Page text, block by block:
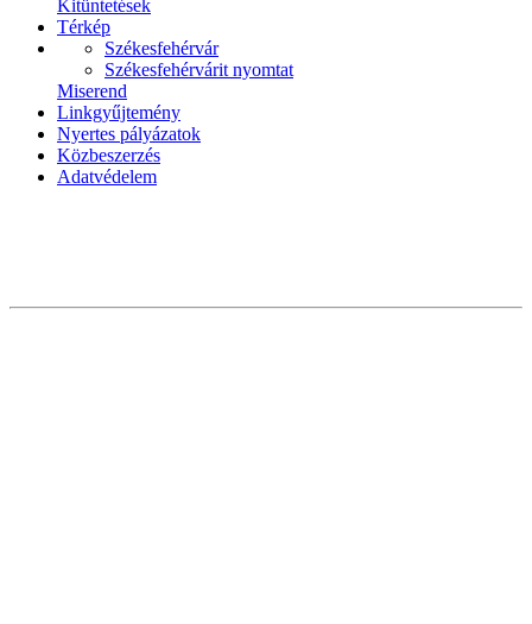
Kitüntetések
Térkép
Székesfehérvár
Székesfehérvárit nyomtat
Miserend
Linkgyűjtemény
Nyertes pályázatok
Közbeszerzés
Adatvédelem